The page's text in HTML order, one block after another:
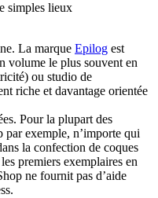
simples lieux
La marque Epilog est
volume le plus souvent en
ou studio de
riche et davantage orientée
Pour la plupart des
par exemple, n’importe qui
la confection de coques
premiers exemplaires en
ne fournit pas d’aide